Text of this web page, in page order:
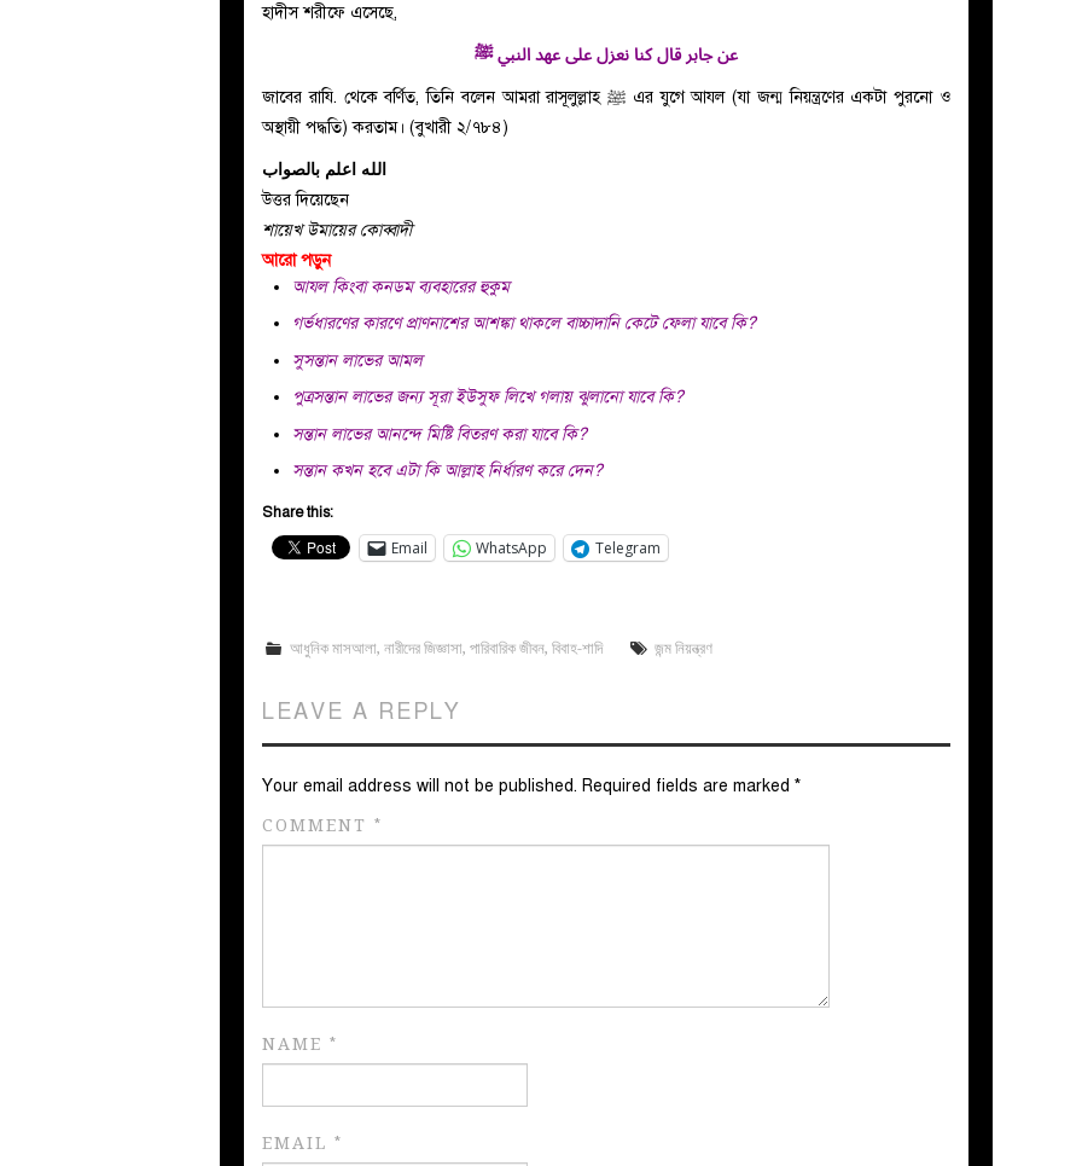
হাদীস শরীফে এসেছে,
عن جابر قال كنا نعزل على عهد النبيﷺ
জাবের রাযি. থেকে বর্ণিত, তিনি বলেন আমরা রাসূলুল্লাহﷺ এর যুগে আযল (যা জন্ম নিয়ন্ত্রণের একটা পুরনো ও
অস্থায়ী পদ্ধতি) করতাম। (বুখারী ২/৭৮৪)
الله اعلم بالصواب
উত্তর দিয়েছেন
শায়েখ উমায়ের কোব্বাদী
আরো পড়ুন
আযল কিংবা কনডম ব্যবহারের হুকুম
গর্ভধারণের কারণে প্রাণনাশের আশঙ্কা থাকলে বাচ্চাদানি কেটে ফেলা যাবে কি?
সুসন্তান লাভের আমল
পুত্রসন্তান লাভের জন্য সূরা ইউসুফ লিখে গলায় ঝুলানো যাবে কি?
সন্তান লাভের আনন্দে মিষ্টি বিতরণ করা যাবে কি?
সন্তান কখন হবে এটা কি আল্লাহ নির্ধারণ করে দেন?
Share this:
Email WhatsApp Telegram
আধুনিক মাসআলা,নারীদের জিজ্ঞাসা,পারিবারিক জীবন,বিবাহ-শাদি জন্ম নিয়ন্ত্রণ
LEAVE A REPLY
Your email address will not be published. Required fields are marked *
COMMENT *
NAME *
EMAIL *